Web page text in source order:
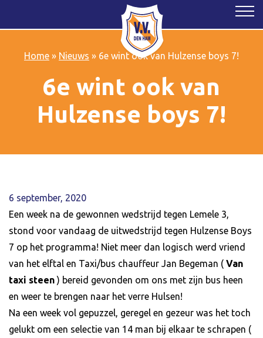
Home» Nieuws » 6e wint ook van Hulzense boys 7!
6e wint ook van
Hulzense boys 7!
6 september, 2020
Een week na de gewonnen wedstrijd tegen Lemele 3,
stond voor vandaag de uitwedstrijd tegen Hulzense Boys
7 op het programma! Niet meer dan logisch werd vriend
van het elftal en Taxi/bus chauffeur Jan Begeman ( Van
taxi steen) bereid gevonden om ons met zijn bus heen
en weer te brengen naar het verre Hulsen!
Na een week vol gepuzzel, geregel en gezeur was het toch
gelukt om een selectie van 14 man bij elkaar te schrapen (